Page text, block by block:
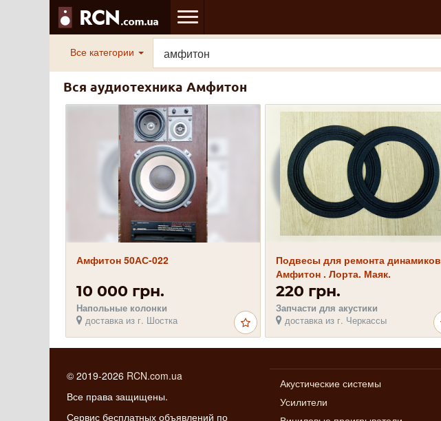
Все категории
Вся аудиотехника Амфитон
Амфитон 50АС-022
10 000 грн.
Напольные колонки
доставка из г. Шостка
Подвесы для ремонта динамиков
Амфитон . Лорта. Маяк.
220 грн.
Запчасти для акустики
доставка из г. Черкассы
© 2019-2026 RCN.com.ua
Все права защищены.
Сервис бесплатных объявлений по
Акустические системы
Усилители